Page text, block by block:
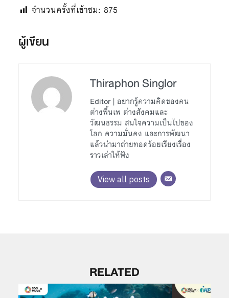
จำนวนครั้งที่เข้าชม: 875
ผู้เขียน
Thiraphon Singlor
Editor | อยากรู้ความคิดของคน
ต่างพื้นเพ ต่างสังคมและ
วัฒนธรรม สนใจความเป็นไปของ
โลก ความมั่นคง และการพัฒนา
แล้วนำมาถ่ายทอดร้อยเรียงเรื่อง
ราวเล่าให้ฟัง
View all posts
RELATED